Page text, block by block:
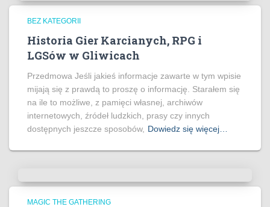
BEZ KATEGORII
Historia Gier Karcianych, RPG i
LGSów w Gliwicach
Przedmowa Jeśli jakieś informacje zawarte w tym wpisie
mijają się z prawdą to proszę o informację. Starałem się
na ile to możliwe, z pamięci własnej, archiwów
internetowych, źródeł ludzkich, prasy czy innych
dostępnych jeszcze sposobów, Dowiedz się więcej…
MAGIC THE GATHERING